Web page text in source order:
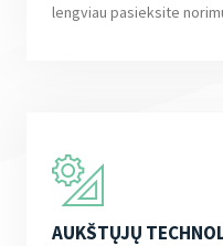
lengviau pasieksite
AUKŠTŲJŲ